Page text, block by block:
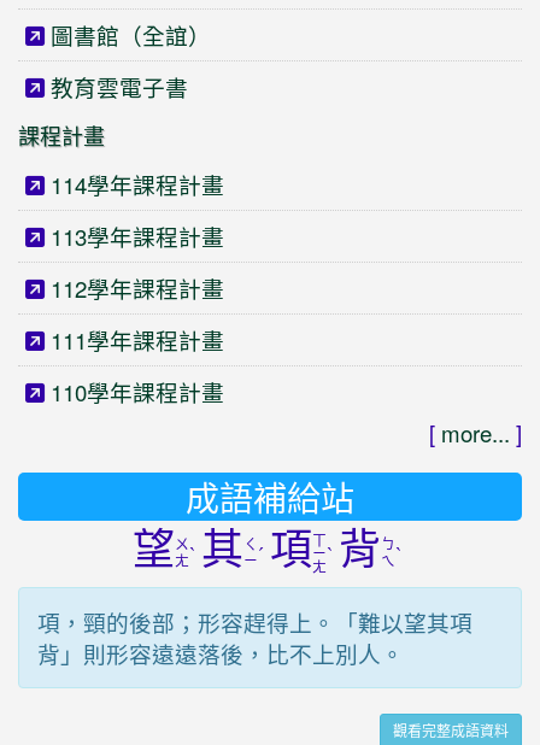
圖書館（全誼）
教育雲電子書
課程計畫
114學年課程計畫
113學年課程計畫
112學年課程計畫
111學年課程計畫
110學年課程計畫
[ more... ]
成語補給站
望 ㄨ
ㄤˋ 其 ㄑ
ㄧˊ 項 ㄧ
ㄤ
ˋ 背 ㄅ
ㄟˋ
項，頸的後部；形容趕得上。「難以望其項
背」則形容遠遠落後，比不上別人。
觀看完整成語資料